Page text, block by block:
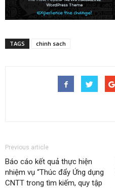
TAGS chinh sach
Previous article
Báo cáo kết quả thực hiện
nhiệm vụ “Thúc đẩy Ứng dụng
CNTT trong tìm kiếm, quy tập